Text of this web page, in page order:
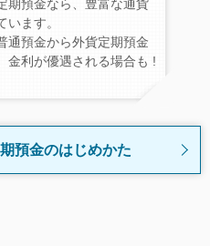
期預金なら、豊富な通貨
ます。
通預金から外貨定期預金
金利が優遇される場合も !
預金のはじめかた